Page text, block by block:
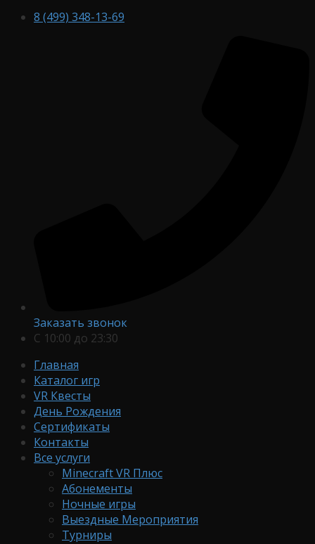
8 (499) 348-13-69
Заказать звонок
С 10:00 до 23:30
Главная
Каталог игр
VR Квесты
День Рождения
Сертификаты
Контакты
Все услуги
Minecraft VR Плюс
Абонементы
Ночные игры
Выездные Мероприятия
Турниры